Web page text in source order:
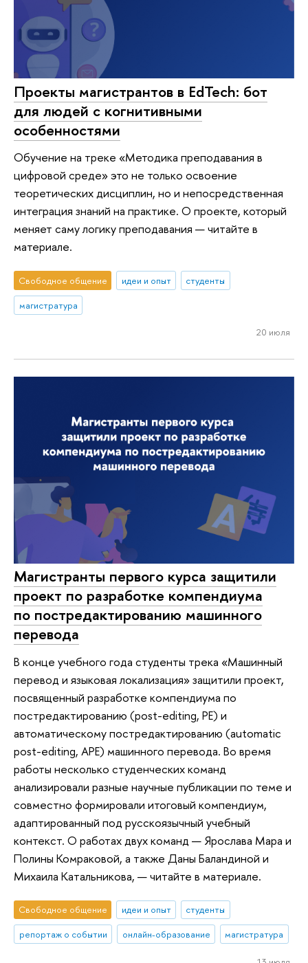
Проекты магистрантов в EdTech: бот
для людей с когнитивными
особенностями
Обучение на треке «Методика преподавания в
цифровой среде» это не только освоение
теоретических дисциплин, но и непосредственная
интеграция знаний на практике. О проекте, который
меняет саму логику преподавания — читайте в
материале.
Свободное общение идеи и опыт
студенты
магистратура
20 июля
Магистранты первого курса защитили
проект по разработке компендиума
по постредактированию машинного
перевода
В конце учебного года студенты трека «Машинный
перевод и языковая локализация» защитили проект,
посвященный разработке компендиума по
постредактированию (post-editing, PE) и
автоматическому постредактированию (automatic
post-editing, APE) машинного перевода. Во время
работы несколько студенческих команд
анализировали разные научные публикации по теме и
совместно формировали итоговый компендиум,
адаптированный под русскоязычный учебный
контекст. О работах двух команд — Ярослава Мара и
Полины Комраковой, а также Даны Баландиной и
Михаила Катальникова, — читайте в материале.
Свободное общение идеи и опыт
студенты
репортаж о событии
онлайн-образование магистратура